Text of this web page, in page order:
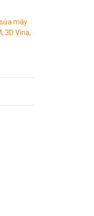
sửa máy
3D Vina,